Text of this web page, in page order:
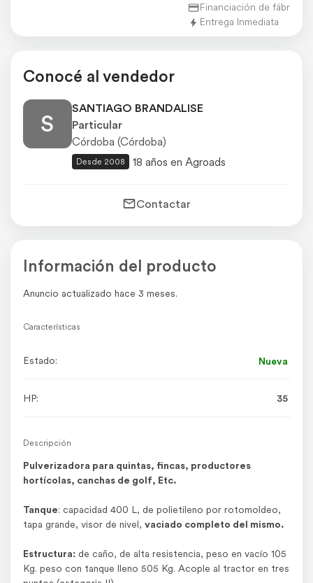
Financiación de fábrica
Entrega Inmediata
Conocé al vendedor
S
SANTIAGO BRANDALISE
Particular
Córdoba (Córdoba)
Desde 2008 18 años en Agroads
Contactar
Información del producto
Anuncio actualizado hace 3 meses.
Características
Estado: Nueva
HP: 35
Descripción
Pulverizadora para quintas, fincas, productores
hortícolas, canchas de golf, Etc.
Tanque: capacidad 400 L, de polietileno por rotomoldeo,
tapa grande, visor de nivel, vaciado completo del mismo.
Estructura:de caño, de alta resistencia, peso en vacío 105
Kg. peso con tanque lleno 505 Kg. Acople al tractor en tres